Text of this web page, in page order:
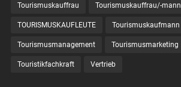
Tourismuskauffrau Tourismuskauffrau/-mann
TOURISMUSKAUFLEUTE Tourismuskaufmann
Tourismusmanagement Tourismusmarketing
Touristikfachkraft Vertrieb